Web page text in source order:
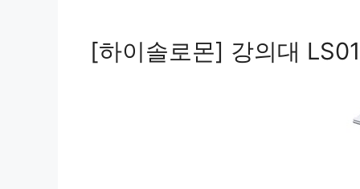
[하이솔로몬] 강의대